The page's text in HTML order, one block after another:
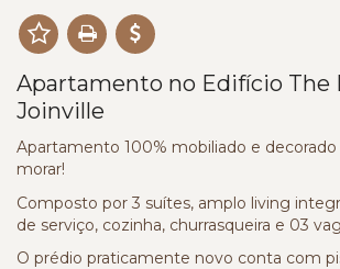
Apartamento no Edifício The
Joinville
Apartamento 100% mobiliado e decorado
morar!
Composto por 3 suítes, amplo living
de serviço, cozinha, churrasqueira e 03
O prédio praticamente novo conta com